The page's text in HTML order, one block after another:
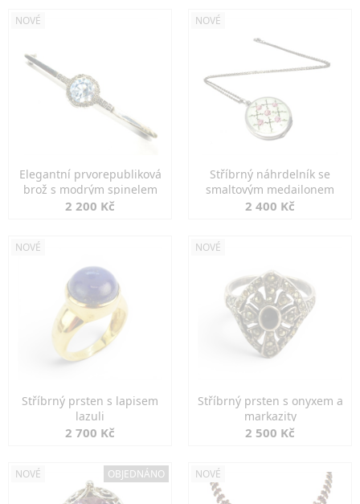
NOVÉ
Elegantní prvorepubliková
brož s modrým spinelem
2 200 Kč
NOVÉ
Stříbrný náhrdelník se
smaltovým medailonem
2 400 Kč
NOVÉ
Stříbrný prsten s lapisem
lazuli
2 700 Kč
NOVÉ
Stříbrný prsten s onyxem a
markazity
2 500 Kč
NOVÉ OBJEDNÁNO NOVÉ